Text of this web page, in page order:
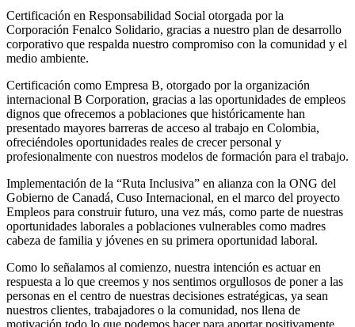
Certificación en Responsabilidad Social otorgada por la
Corporación Fenalco Solidario, gracias a nuestro plan de desarrollo
corporativo que respalda nuestro compromiso con la comunidad y el
medio ambiente.
Certificación como Empresa B, otorgado por la organización
internacional B Corporation, gracias a las oportunidades de empleos
dignos que ofrecemos a poblaciones que históricamente han
presentado mayores barreras de acceso al trabajo en Colombia,
ofreciéndoles oportunidades reales de crecer personal y
profesionalmente con nuestros modelos de formación para el trabajo.
Implementación de la “Ruta Inclusiva” en alianza con la ONG del
Gobierno de Canadá, Cuso Internacional, en el marco del proyecto
Empleos para construir futuro, una vez más, como parte de nuestras
oportunidades laborales a poblaciones vulnerables como madres
cabeza de familia y jóvenes en su primera oportunidad laboral.
Como lo señalamos al comienzo, nuestra intención es actuar en
respuesta a lo que creemos y nos sentimos orgullosos de poner a las
personas en el centro de nuestras decisiones estratégicas, ya sean
nuestros clientes, trabajadores o la comunidad, nos llena de
motivación todo lo que podemos hacer para aportar positivamente